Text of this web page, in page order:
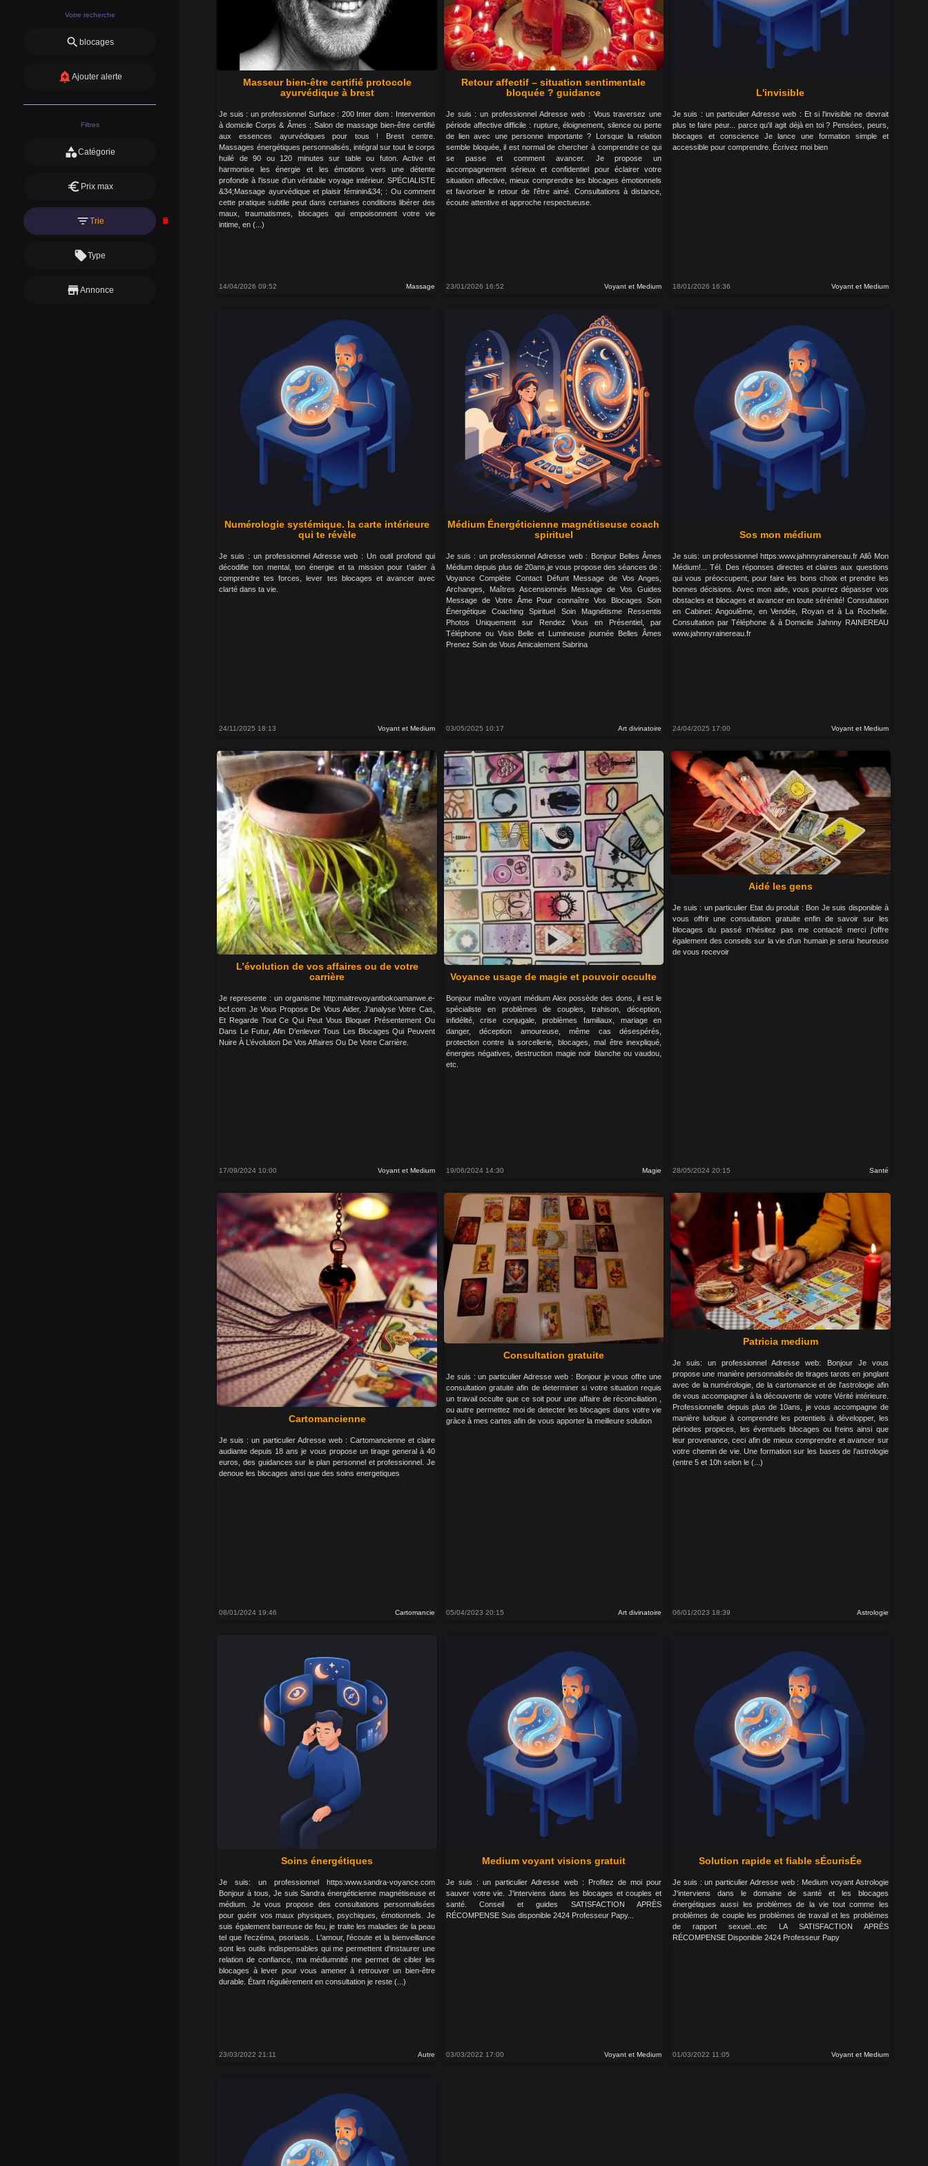
Votre recherche
search blocages
add_alertAjouter alerte
Filtres
categoryCatégorie
euro Prix max
filter_listTrie delete
local_offerType
storeAnnonce
Masseur bien-être certifié protocole
ayurvédique à brest
Je suis : un professionnel Surface : 200 Inter dom : Intervention
à domicile Corps & Âmes : Salon de massage bien-être certifié
aux essences ayurvédiques pour tous ! Brest centre.
Massages énergétiques personnalisés, intégral sur tout le corps
huilé de 90 ou 120 minutes sur table ou futon. Active et
harmonise les énergie et les émotions vers une détente
profonde à l'issue d'un véritable voyage intérieur. SPÉCIALISTE
&34;Massage ayurvédique et plaisir féminin&34; : Ou comment
cette pratique subtile peut dans certaines conditions libérer des
maux, traumatismes, blocages qui empoisonnent votre vie
intime, en (...)
14/04/2026 09:52 Massage
Retour affectif – situation sentimentale
bloquée ? guidance
Je suis : un professionnel Adresse web : Vous traversez une
période affective difficile : rupture, éloignement, silence ou perte
de lien avec une personne importante ? Lorsque la relation
semble bloquée, il est normal de chercher à comprendre ce qui
se passe et comment avancer. Je propose un
accompagnement sérieux et confidentiel pour éclairer votre
situation affective, mieux comprendre les blocages émotionnels
et favoriser le retour de l'être aimé. Consultations à distance,
écoute attentive et approche respectueuse.
23/01/2026 16:52 Voyant et Medium
L'invisible
Je suis : un particulier Adresse web : Et si l'invisible ne devrait
plus te faire peur... parce qu'il agit déjà en toi ? Pensées, peurs,
blocages et conscience Je lance une formation simple et
accessible pour comprendre. Écrivez moi bien
18/01/2026 16:36 Voyant et Medium
Numérologie systémique. la carte intérieure
qui te révèle
Je suis : un professionnel Adresse web : Un outil profond qui
décodifie ton mental, ton énergie et ta mission pour t’aider à
comprendre tes forces, lever tes blocages et avancer avec
clarté dans ta vie.
24/11/2025 18:13 Voyant et Medium
Médium Énergéticienne magnétiseuse coach
spirituel
Je suis : un professionnel Adresse web : Bonjour Belles Âmes
Médium depuis plus de 20ans,je vous propose des séances de :
Voyance Complète Contact Défunt Message de Vos Anges,
Archanges, Maîtres Ascensionnés Message de Vos Guides
Message de Votre Âme Pour connaître Vos Blocages Soin
Énergétique Coaching Spirituel Soin Magnétisme Ressentis
Photos Uniquement sur Rendez Vous en Présentiel, par
Téléphone ou Visio Belle et Lumineuse journée Belles Âmes
Prenez Soin de Vous Amicalement Sabrina
03/05/2025 10:17 Art divinatoire
Sos mon médium
Je suis: un professionnel https:www.jahnnyrainereau.fr Allô Mon
Médium!... Tél. Des réponses directes et claires aux questions
qui vous préoccupent, pour faire les bons choix et prendre les
bonnes décisions. Avec mon aide, vous pourrez dépasser vos
obstacles et blocages et avancer en toute sérénité! Consultation
en Cabinet: Angoulême, en Vendée, Royan et à La Rochelle.
Consultation par Téléphone & à Domicile Jahnny RAINEREAU
www.jahnnyrainereau.fr
24/04/2025 17:00 Voyant et Medium
L’évolution de vos affaires ou de votre
carrière
Je represente : un organisme http:maitrevoyantbokoamanwe.e-
bcf.com Je Vous Propose De Vous Aider, J’analyse Votre Cas,
Et Regarde Tout Ce Qui Peut Vous Bloquer Présentement Ou
Dans Le Futur, Afin D’enlever Tous Les Blocages Qui Peuvent
Nuire À L’évolution De Vos Affaires Ou De Votre Carrière.
17/09/2024 10:00 Voyant et Medium
Voyance usage de magie et pouvoir occulte
Bonjour maître voyant médium Alex possède des dons, il est le
spécialiste en problèmes de couples, trahison, déception,
infidélité, crise conjugale, problèmes familiaux, mariage en
danger, déception amoureuse, même cas désespérés,
protection contre la sorcellerie, blocages, mal être inexpliqué,
énergies négatives, destruction magie noir blanche ou vaudou,
etc.
19/06/2024 14:30 Magie
Aidé les gens
Je suis : un particulier Etat du produit : Bon Je suis disponible à
vous offrir une consultation gratuite enfin de savoir sur les
blocages du passé n'hésitez pas me contacté merci j'offre
également des conseils sur la vie d'un humain je serai heureuse
de vous recevoir
28/05/2024 20:15 Santé
Cartomancienne
Je suis : un particulier Adresse web : Cartomancienne et claire
audiante depuis 18 ans je vous propose un tirage general à 40
euros, des guidances sur le plan personnel et professionnel. Je
denoue les blocages ainsi que des soins energetiques
08/01/2024 19:46 Cartomancie
Consultation gratuite
Je suis : un particulier Adresse web : Bonjour je vous offre une
consultation gratuite afin de determiner si votre situation requis
un travail occulte que ce soit pour une affaire de réconciliation ,
ou autre permettez moi de detecter les blocages dans votre vie
gràce à mes cartes afin de vous apporter la meilleure solution
05/04/2023 20:15 Art divinatoire
Patricia medium
Je suis: un professionnel Adresse web: Bonjour Je vous
propose une manière personnalisée de tirages tarots en jonglant
avec de la numérologie, de la cartomancie et de l'astrologie afin
de vous accompagner à la découverte de votre Vérité intérieure.
Professionnelle depuis plus de 10ans, je vous accompagne de
manière ludique à comprendre les potentiels à développer, les
périodes propices, les éventuels blocages ou freins ainsi que
leur provenance, ceci afin de mieux comprendre et avancer sur
votre chemin de vie. Une formation sur les bases de l’astrologie
(entre 5 et 10h selon le (...)
06/01/2023 18:39 Astrologie
Soins énergétiques
Je suis: un professionnel https:www.sandra-voyance.com
Bonjour à tous, Je suis Sandra énergéticienne magnétiseuse et
médium. Je vous propose des consultations personnalisées
pour guérir vos maux physiques, psychiques, émotionnels. Je
suis également barreuse de feu, je traite les maladies de la peau
tel que l’eczéma, psoriasis.. L'amour, l'écoute et la bienveillance
sont les outils indispensables qui me permettent d'instaurer une
relation de confiance, ma médiumnité me permet de cibler les
blocages à lever pour vous amener à retrouver un bien-être
durable. Étant régulièrement en consultation je reste (...)
23/03/2022 21:11 Autre
Medium voyant visions gratuit
Je suis : un particulier Adresse web : Profitez de moi pour
sauver votre vie. J'interviens dans les blocages et couples et
santé. Conseil et guides SATISFACTION APRÈS
RÉCOMPENSE Suis disponible 2424 Professeur Papy...
03/03/2022 17:00 Voyant et Medium
Solution rapide et fiable sÉcurisÉe
Je suis : un particulier Adresse web : Medium voyant Astrologie
J'interviens dans le domaine de santé et les blocages
énergétiques aussi les problèmes de la vie tout comme les
problèmes de couple les problèmes de travail et les problèmes
de rapport sexuel...etc LA SATISFACTION APRÈS
RÉCOMPENSE Disponible 2424 Professeur Papy
01/03/2022 11:05 Voyant et Medium